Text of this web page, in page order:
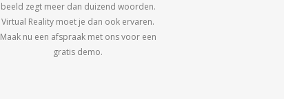
beeld zegt meer dan duizend woorden.
Virtual Reality moet je dan ook ervaren.
Maak nu een afspraak met ons voor een
gratis demo.